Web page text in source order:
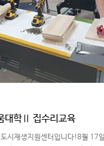
대학Ⅱ 집수리교육
시재생지원센터입니다!8월 17